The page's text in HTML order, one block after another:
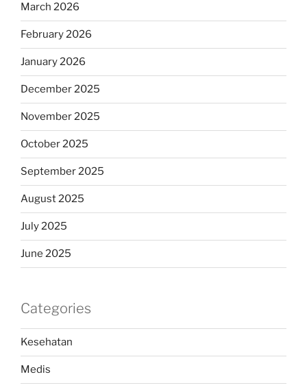
March 2026
February 2026
January 2026
December 2025
November 2025
October 2025
September 2025
August 2025
July 2025
June 2025
Categories
Kesehatan
Medis